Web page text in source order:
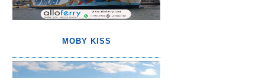
MOBY KISS